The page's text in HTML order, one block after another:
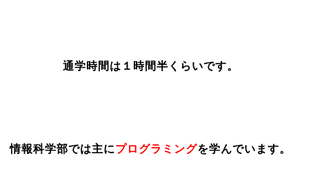
通学時間は１時間半くらいです。
情報科学部では主にプログラミングを学んでいます。